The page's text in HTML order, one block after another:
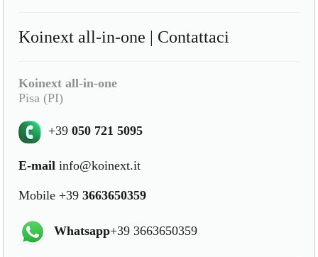
Koinext all-in-one | Contattaci
Koinext all-in-one
Pisa (PI)
+39050 721 5095
E-mail info@koinext.it
Mobile +393663650359
Whatsapp+39 3663650359